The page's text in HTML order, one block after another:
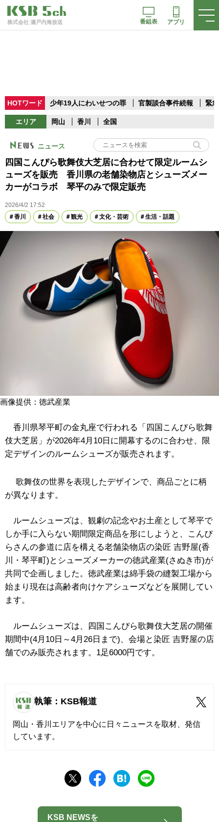
株式会社 瀬戸内海放送 番組表 アプリ
HOTワード 少年19人にわいせつの罪 官製談合事件続報 緊
エリア 岡山 香川 全国
ニュース
四国こんぴら歌舞伎大芝居に合わせて限定ルームシ
ューズを販売 香川県の老舗染物店とシューズメー
カーがコラボ 琴平のみで限定販売
2026/4/2 17:52
香川
社会 観光 文化・芸術 生活・話題
画像提供：徳武産業
香川県琴平町の金丸座で行われる「四国こんぴら歌舞
伎大芝居」が2026年4月10日に開幕するのに合わせ、限
定デザインのルームシューズが販売されます。
歌舞伎の世界を表現したデザインで、商品ごとに柄
が異なります。
ルームシューズは、観劇の記念やお土産として琴平で
しか手に入らない期間限定商品を形にしようと、
こんぴ
らさんの参道に店を構える老舗染物店の染匠 吉野屋(香
川・琴平町)とシューズメーカーの徳武産業(さぬき市)が
共同で企画しました。 徳武産業は綿手袋の縫製工場から
始まり現在は高齢者向けケアシューズなどを展開してい
ます。
ルームシューズは、四国こんぴら歌舞伎大芝居の開催
期間中(4月10日～4月26日まで)、会場と染匠 吉野屋の店
舗でのみ販売されます。1足6000円です。
執筆：KSB報道
岡山・香川エリアを中心に日々ニュースを取材、発信
しています。
KSB NEWSを